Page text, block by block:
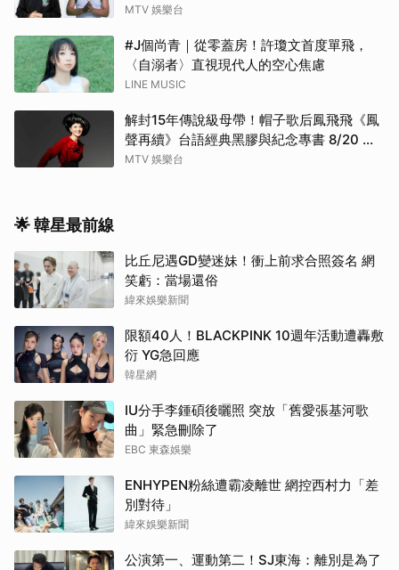
府城 11 月安平重磅開躁！
MTV 娛樂台
#J個尚青｜從零蓋房！許瓊文首度單飛，
〈自溺者〉直視現代人的空心焦慮
LINE MUSIC
解封15年傳說級母帶！帽子歌后鳳飛飛《鳳
聲再續》台語經典黑膠與紀念專書 8/20 珍
藏預購
MTV 娛樂台
🌟 韓星最前線
比丘尼遇GD變迷妹！衝上前求合照簽名 網
笑虧：當場還俗
緯來娛樂新聞
限額40人！BLACKPINK 10週年活動遭轟敷
衍 YG急回應
韓星網
IU分手李鍾碩後曬照 突放「舊愛張基河歌
曲」緊急刪除了
EBC 東森娛樂
ENHYPEN粉絲遭霸凌離世 網控西村力「差
別對待」
緯來娛樂新聞
公演第一、運動第二！SJ東海：離別是為了